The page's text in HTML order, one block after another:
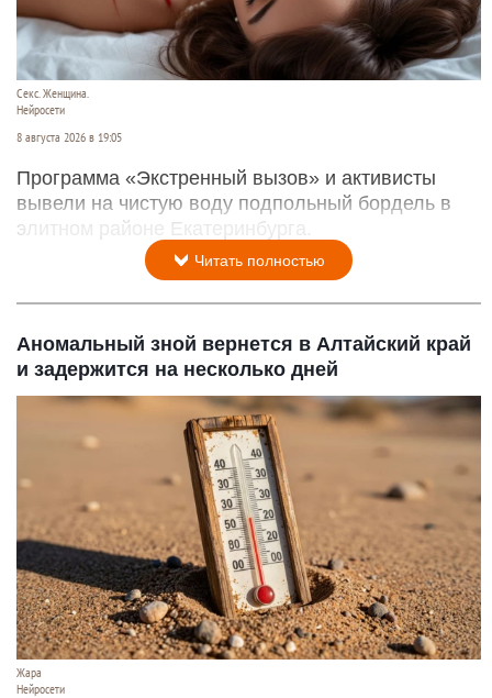
Секс. Женщина.
Нейросети
8 августа 2026 в 19:05
Программа «Экстренный вызов» и активисты
вывели на чистую воду подпольный бордель в
элитном районе Екатеринбурга.
Читать полностью
Аномальный зной вернется в Алтайский край
и задержится на несколько дней
Жара
Нейросети